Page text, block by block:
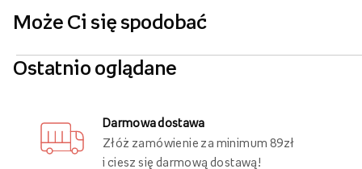
Może Ci się spodobać
Ostatnio oglądane
Darmowa dostawa
Złóż zamówienie za minimum 89zł
i ciesz się darmową dostawą!